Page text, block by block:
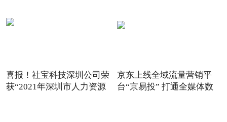
喜报！社宝科技深圳公司荣
获“2021年深圳市人力资源
京东上线全域流量营销平
台“京易投” 打通全媒体数